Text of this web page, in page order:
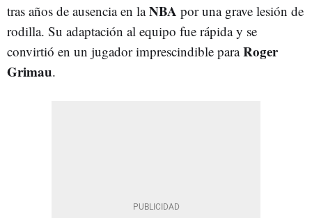
tras años de ausencia en laNBA por una grave lesión de
rodilla. Su adaptación al equipo fue rápida y se
convirtió en un jugador imprescindible paraRoger
Grimau.